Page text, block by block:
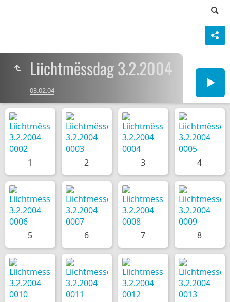
Liichtmëssdag 3.2.2004
03.02.04
1 2 3 4
5 6 7 8